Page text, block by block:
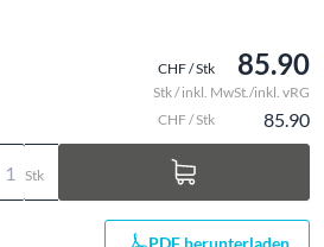
CHF / Stk 85.90
Stk / inkl. MwSt./inkl. vRG
CHF / Stk 85.90
Stk
PDF herunterladen